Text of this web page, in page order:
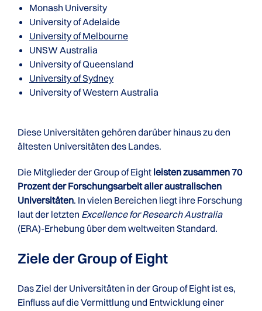
Monash University
University of Adelaide
University of Melbourne
UNSW Australia
University of Queensland
University of Sydney
University of Western Australia
Diese Universitäten gehören darüber hinaus zu den
ältesten Universitäten des Landes.
Die Mitglieder der Group of Eight leisten zusammen 70
Prozent der Forschungsarbeit aller australischen
Universitäten. In vielen Bereichen liegt ihre Forschung
laut der letzten Excellence for Research Australia
(ERA)-Erhebung über dem weltweiten Standard.
Ziele der Group of Eight
Das Ziel der Universitäten in der Group of Eight ist es,
Einfluss auf die Vermittlung und Entwicklung einer